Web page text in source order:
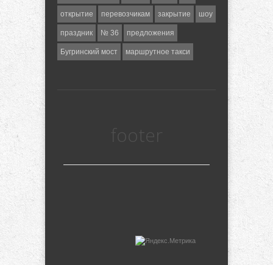
открытие перевозчикам закрытие шоу
праздник № 36 предложения
Бугринский мост маршрутное такси
footer